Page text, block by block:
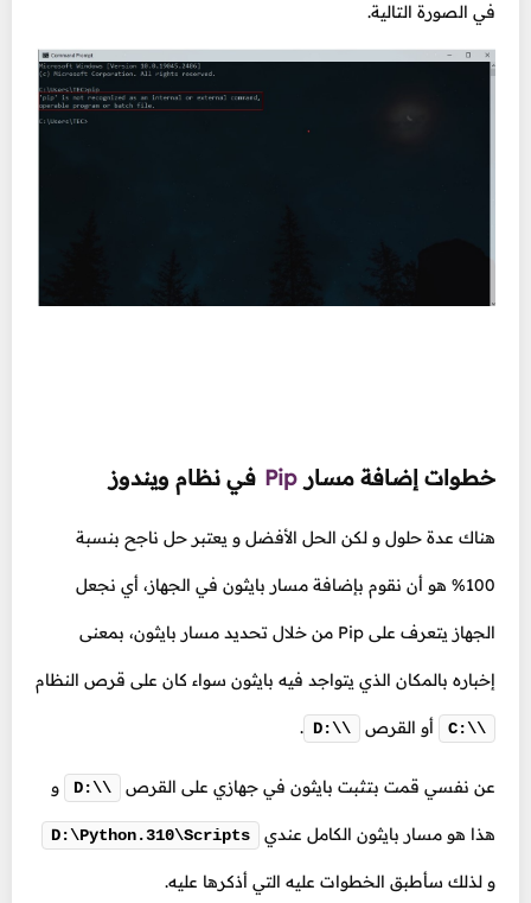
في الصورة التالية.
خطوات إضافة مسار Pip في نظام ويندوز
هناك عدة حلول و لكن الحل الأفضل و يعتبر حل ناجح بنسبة
100% هو أن نقوم بإضافة مسار بايثون في الجهاز، أي نجعل
الجهاز يتعرف على Pip من خلال تحديد مسار بايثون، بمعنى
إخباره بالمكان الذي يتواجد فيه بايثون سواء كان على قرص النظام
C:\\ أو القرص D:\\
.
عن نفسي قمت بتثبت بايثون في جهازي على القرص D:\\ و
هذا هو مسار بايثون الكامل عندي D:\Python.310\Scripts
و لذلك سأطبق الخطوات عليه التي أذكرها عليه.